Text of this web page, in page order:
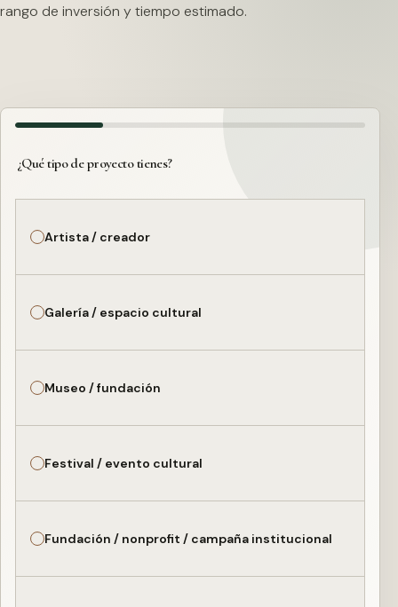
rango de inversión y tiempo estimado.
¿Qué tipo de proyecto tienes?
Artista / creador
Galería / espacio cultural
Museo / fundación
Festival / evento cultural
Fundación / nonprofit / campaña institucional